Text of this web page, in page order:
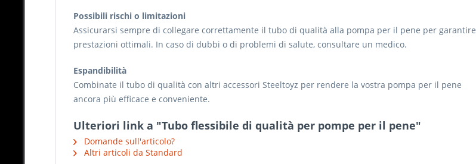
Possibili rischi o limitazioni
Assicurarsi sempre di collegare correttamente il tubo di qualità alla pompa per il pene per garantire
prestazioni ottimali. In caso di dubbi o di problemi di salute, consultare un medico.
Espandibilità
Combinate il tubo di qualità con altri accessori Steeltoyz per rendere la vostra pompa per il pene
ancora più efficace e conveniente.
Ulteriori link a "Tubo flessibile di qualità per pompe per il pene"
Domande sull'articolo?
Altri articoli da Standard